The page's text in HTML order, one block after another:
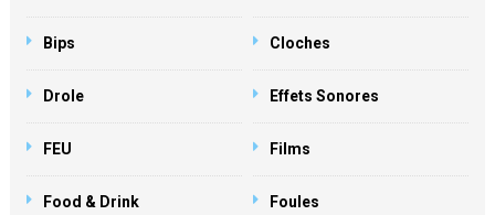
Bips Cloches
Drole Effets Sonores
FEU Films
Food & Drink Foules